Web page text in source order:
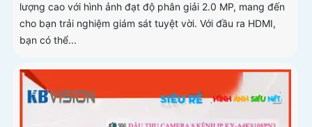
lượng cao với hình ảnh đạt độ phân giải 2.0 MP, mang đến
cho bạn trải nghiệm giám sát tuyệt vời. Với đầu ra HDMI,
bạn có thể...